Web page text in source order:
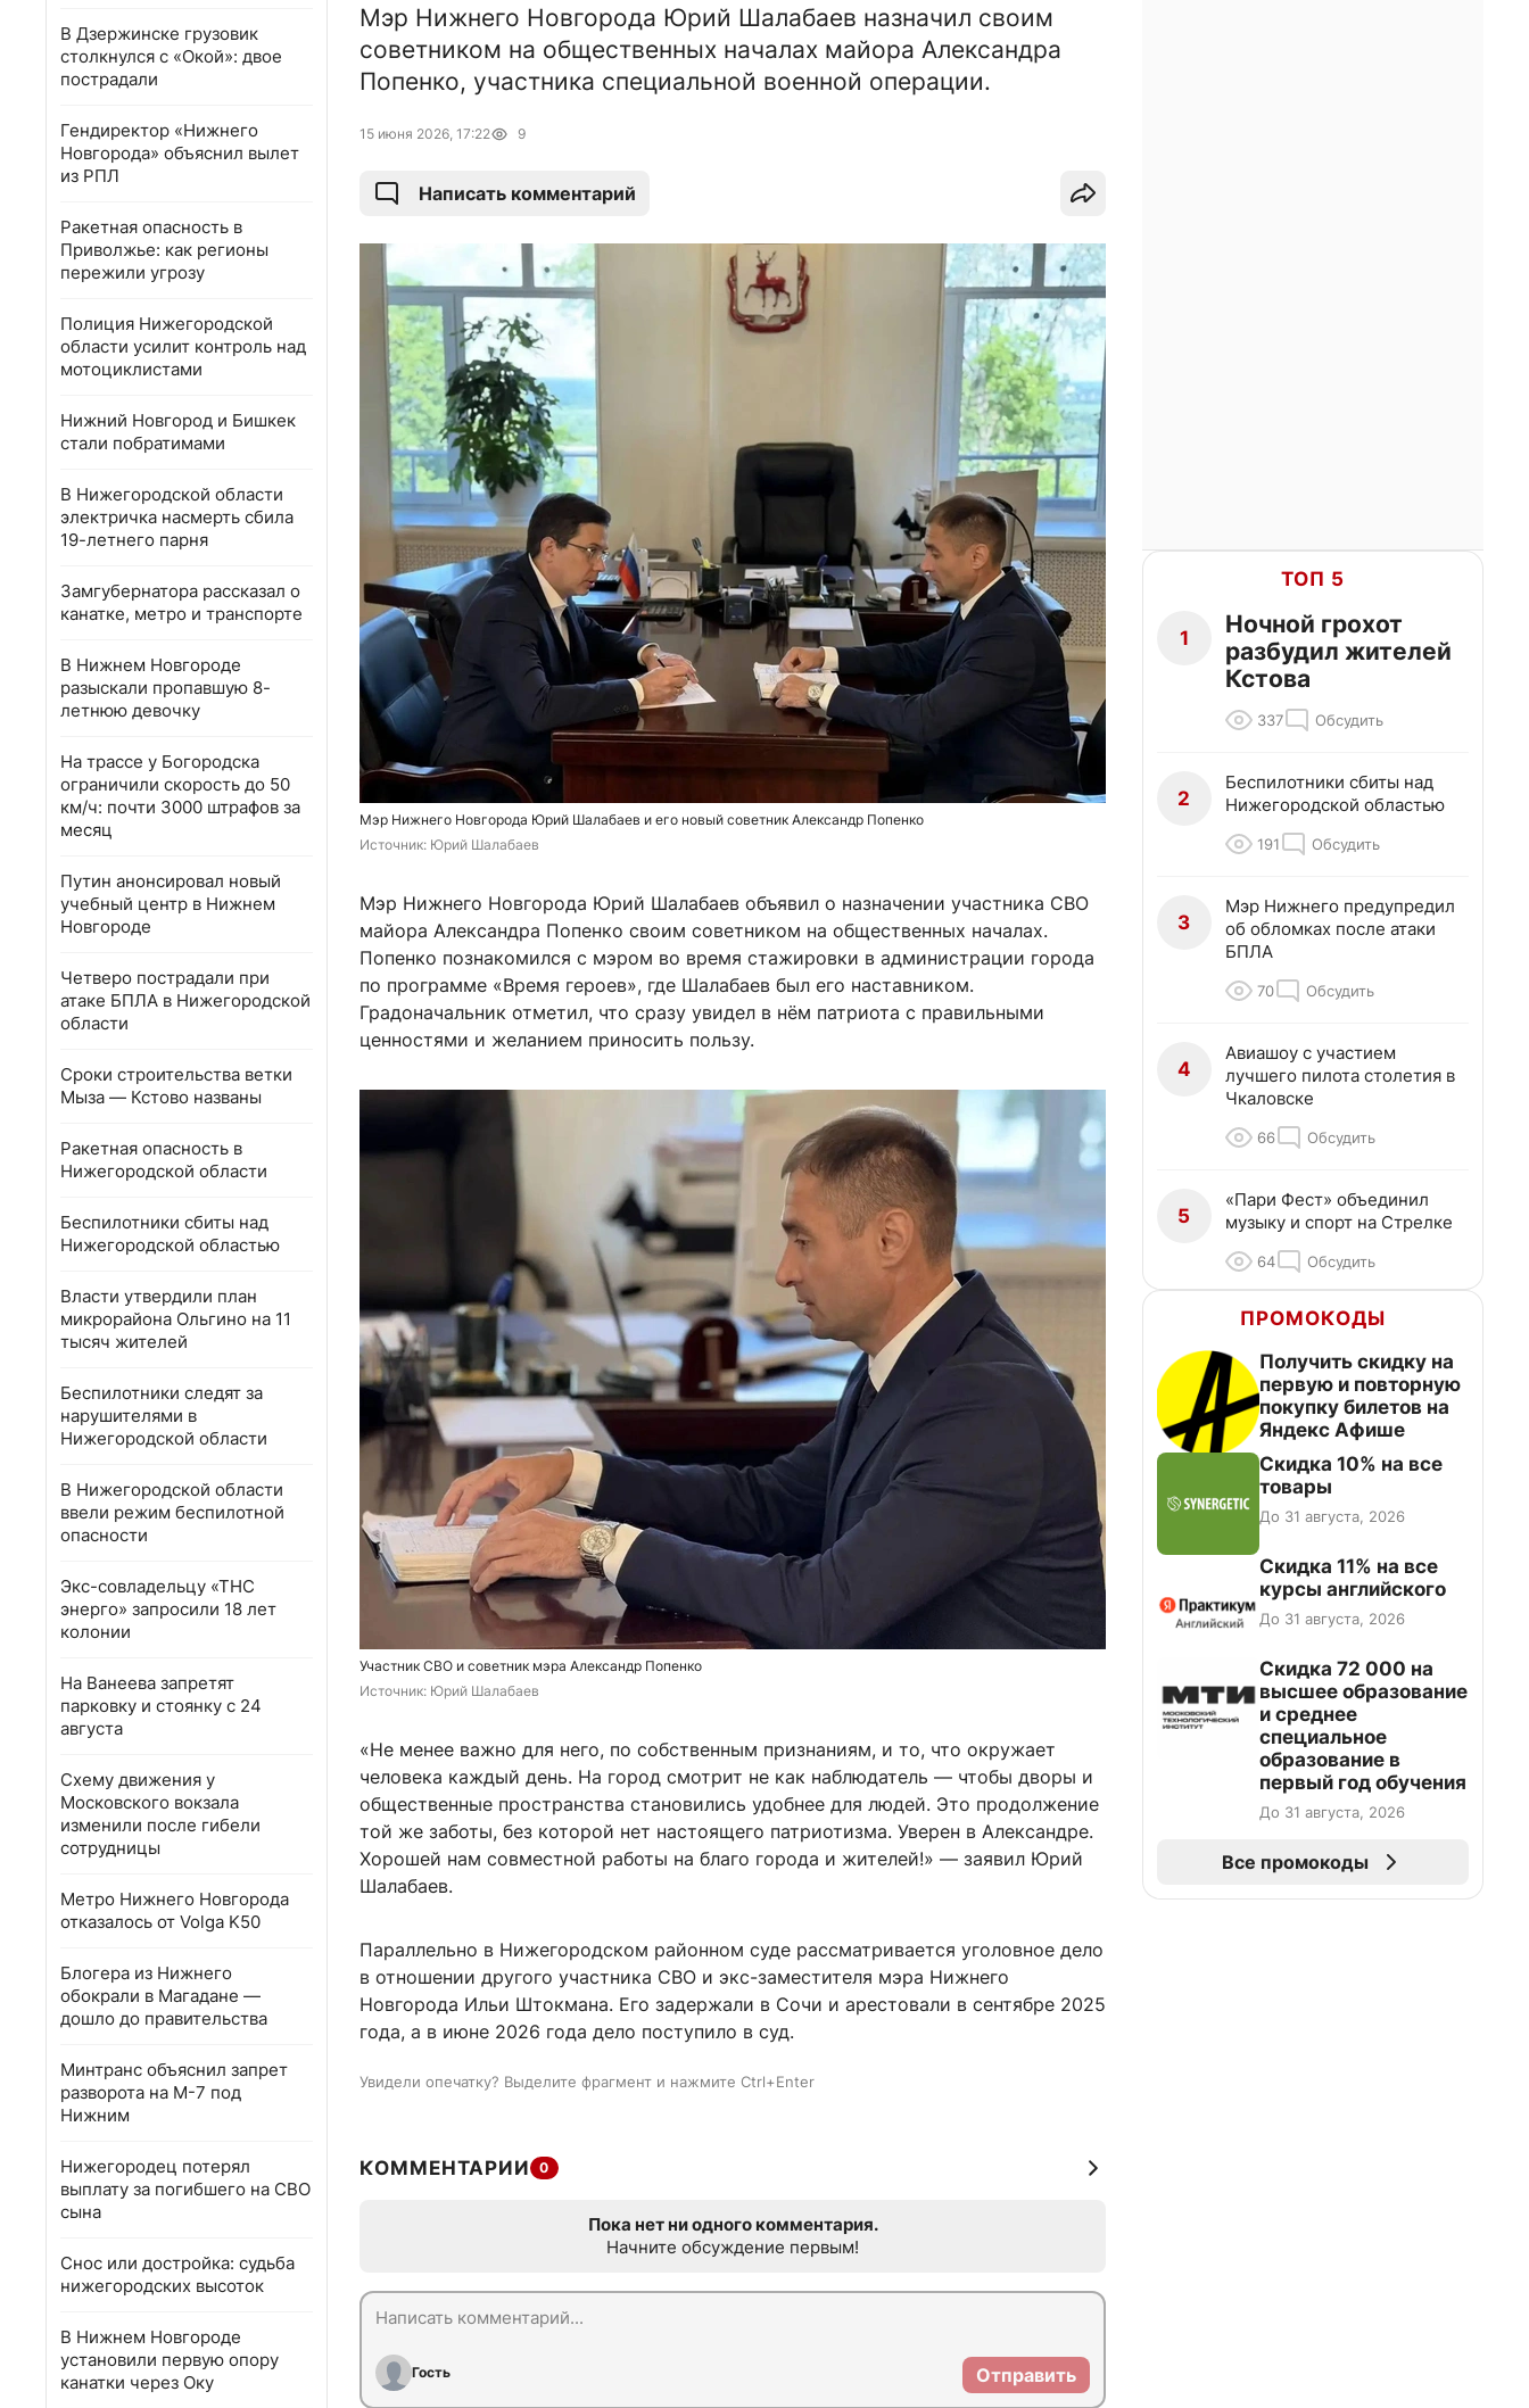
В Дзержинске грузовик
столкнулся с «Окой»: двое
пострадали
Гендиректор «Нижнего
Новгорода» объяснил вылет
из РПЛ
Ракетная опасность в
Приволжье: как регионы
пережили угрозу
Полиция Нижегородской
области усилит контроль над
мотоциклистами
Нижний Новгород и Бишкек
стали побратимами
В Нижегородской области
электричка насмерть сбила
19-летнего парня
Замгубернатора рассказал о
канатке, метро и транспорте
В Нижнем Новгороде
разыскали пропавшую 8-
летнюю девочку
На трассе у Богородска
ограничили скорость до 50
км/ч: почти 3000 штрафов за
месяц
Путин анонсировал новый
учебный центр в Нижнем
Новгороде
Четверо пострадали при
атаке БПЛА в Нижегородской
области
Сроки строительства ветки
Мыза — Кстово названы
Ракетная опасность в
Нижегородской области
Беспилотники сбиты над
Нижегородской областью
Власти утвердили план
микрорайона Ольгино на 11
тысяч жителей
Беспилотники следят за
нарушителями в
Нижегородской области
В Нижегородской области
ввели режим беспилотной
опасности
Экс-совладельцу «ТНС
энерго» запросили 18 лет
колонии
На Ванеева запретят
парковку и стоянку с 24
августа
Схему движения у
Московского вокзала
изменили после гибели
сотрудницы
Метро Нижнего Новгорода
отказалось от Volga K50
Блогера из Нижнего
обокрали в Магадане —
дошло до правительства
Минтранс объяснил запрет
разворота на М-7 под
Нижним
Нижегородец потерял
выплату за погибшего на СВО
сына
Снос или достройка: судьба
нижегородских высоток
В Нижнем Новгороде
установили первую опору
канатки через Оку
Мэр Нижнего Новгорода Юрий Шалабаев назначил своим
советником на общественных началах майора Александра
Попенко, участника специальной военной операции.
15 июня 2026, 17:22 9
Написать комментарий
Мэр Нижнего Новгорода Юрий Шалабаев и его новый советник Александр Попенко
Источник: Юрий Шалабаев
Мэр Нижнего Новгорода Юрий Шалабаев объявил о назначении участника СВО
майора Александра Попенко своим советником на общественных началах.
Попенко познакомился с мэром во время стажировки в администрации города
по программе «Время героев», где Шалабаев был его наставником.
Градоначальник отметил, что сразу увидел в нём патриота с правильными
ценностями и желанием приносить пользу.
Участник СВО и советник мэра Александр Попенко
Источник: Юрий Шалабаев
«Не менее важно для него, по собственным признаниям, и то, что окружает
человека каждый день. На город смотрит не как наблюдатель — чтобы дворы и
общественные пространства становились удобнее для людей. Это продолжение
той же заботы, без которой нет настоящего патриотизма. Уверен в Александре.
Хорошей нам совместной работы на благо города и жителей!» — заявил Юрий
Шалабаев.
Параллельно в Нижегородском районном суде рассматривается уголовное дело
в отношении другого участника СВО и экс-заместителя мэра Нижнего
Новгорода Ильи Штокмана. Его задержали в Сочи и арестовали в сентябре 2025
года, а в июне 2026 года дело поступило в суд.
Увидели опечатку? Выделите фрагмент и нажмите Ctrl+Enter
КОММЕНТАРИИ 0
Пока нет ни одного комментария.
Начните обсуждение первым!
Гость Отправить
ТОП 5
1
Ночной грохот
разбудил жителей
Кстова
337 Обсудить
2
Беспилотники сбиты над
Нижегородской областью
191 Обсудить
3
Мэр Нижнего предупредил
об обломках после атаки
БПЛА
70 Обсудить
4
Авиашоу с участием
лучшего пилота столетия в
Чкаловске
66 Обсудить
5
«Пари Фест» объединил
музыку и спорт на Стрелке
64 Обсудить
ПРОМОКОДЫ
Получить скидку на
первую и повторную
покупку билетов на
Яндекс Афише
Скидка 10% на все
товары
До 31 августа, 2026
Скидка 11% на все
курсы английского
До 31 августа, 2026
Скидка 72 000 на
высшее образование
и среднее
специальное
образование в
первый год обучения
До 31 августа, 2026
Все промокоды